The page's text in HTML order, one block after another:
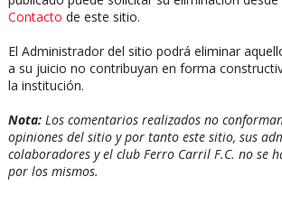
Contacto de este sitio.
El Administrador del sitio podrá eliminar
a su juicio no contribuyan en forma
la institución.
Nota:Los comentarios realizados no
opiniones del sitio y por tanto este sitio, sus
colaboradores y el club Ferro Carril F.C. no se
por los mismos.